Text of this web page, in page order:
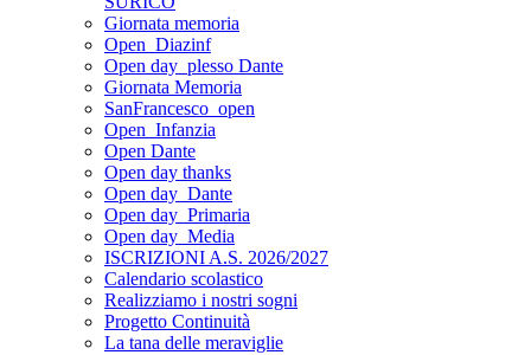
Giornata memoria
Open_Diazinf
Open day_plesso Dante
Giornata Memoria
SanFrancesco_open
Open_Infanzia
Open Dante
Open day thanks
Open day_Dante
Open day_Primaria
Open day_Media
ISCRIZIONI A.S. 2026/2027
Calendario scolastico
Realizziamo i nostri sogni
Progetto Continuità
La tana delle meraviglie